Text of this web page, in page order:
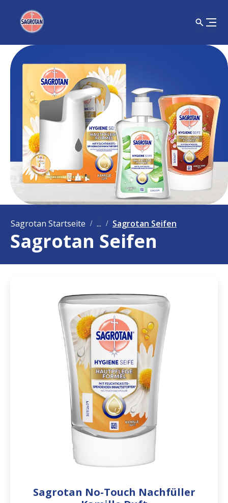
Sagrotan Startseite ... Sagrotan Seifen
Sagrotan Seifen
Sagrotan No-Touch Nachfüller